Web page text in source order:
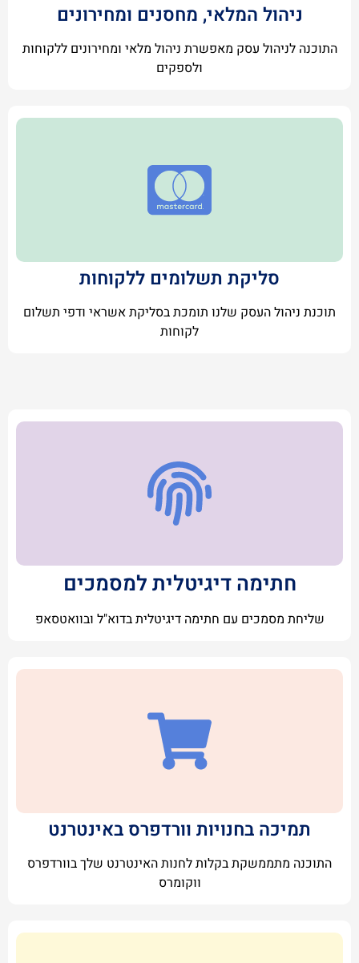
ניהול המלאי, מחסנים ומחירונים
התוכנה לניהול עסק מאפשרת ניהול מלאי ומחירונים ללקוחות
ולספקים
סליקת תשלומים ללקוחות
תוכנת ניהול העסק שלנו תומכת בסליקת אשראי ודפי תשלום
לקוחות
חתימה דיגיטלית למסמכים
שליחת מסמכים עם חתימה דיגיטלית בדוא"ל ובוואטסאפ
תמיכה בחנויות וורדפרס באינטרנט
התוכנה מתממשקת בקלות לחנות האינטרנט שלך בוורדפרס
ווקומרס